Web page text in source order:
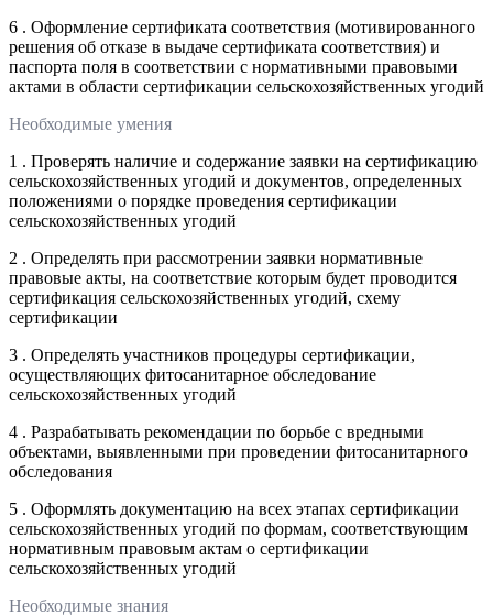
6 . Оформление сертификата соответствия (мотивированного
решения об отказе в выдаче сертификата соответствия) и
паспорта поля в соответствии с нормативными правовыми
актами в области сертификации сельскохозяйственных угодий
Необходимые умения
1 . Проверять наличие и содержание заявки на сертификацию
сельскохозяйственных угодий и документов, определенных
положениями о порядке проведения сертификации
сельскохозяйственных угодий
2 . Определять при рассмотрении заявки нормативные
правовые акты, на соответствие которым будет проводится
сертификация сельскохозяйственных угодий, схему
сертификации
3 . Определять участников процедуры сертификации,
осуществляющих фитосанитарное обследование
сельскохозяйственных угодий
4 . Разрабатывать рекомендации по борьбе с вредными
объектами, выявленными при проведении фитосанитарного
обследования
5 . Оформлять документацию на всех этапах сертификации
сельскохозяйственных угодий по формам, соответствующим
нормативным правовым актам о сертификации
сельскохозяйственных угодий
Необходимые знания